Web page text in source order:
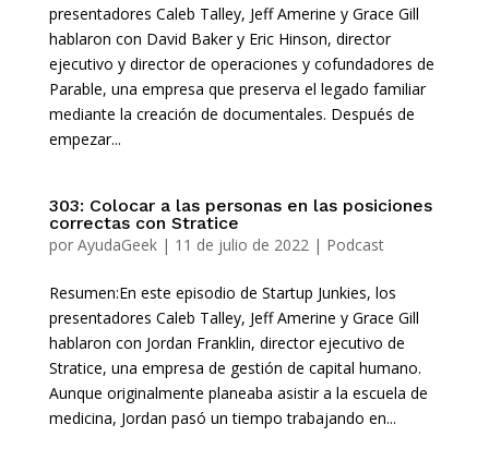
presentadores Caleb Talley, Jeff Amerine y Grace Gill
hablaron con David Baker y Eric Hinson, director
ejecutivo y director de operaciones y cofundadores de
Parable, una empresa que preserva el legado familiar
mediante la creación de documentales. Después de
empezar...
303: Colocar a las personas en las posiciones
correctas con Stratice
por AyudaGeek| 11 de julio de 2022| Podcast
Resumen:En este episodio de Startup Junkies, los
presentadores Caleb Talley, Jeff Amerine y Grace Gill
hablaron con Jordan Franklin, director ejecutivo de
Stratice, una empresa de gestión de capital humano.
Aunque originalmente planeaba asistir a la escuela de
medicina, Jordan pasó un tiempo trabajando en...